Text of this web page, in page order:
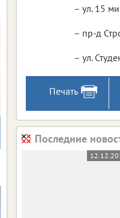
– ул. 15
– пр-д
– ул.
Печать
Последние